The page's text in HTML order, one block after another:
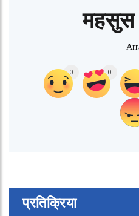
महसुस
0 0
प्रतिक्रिया